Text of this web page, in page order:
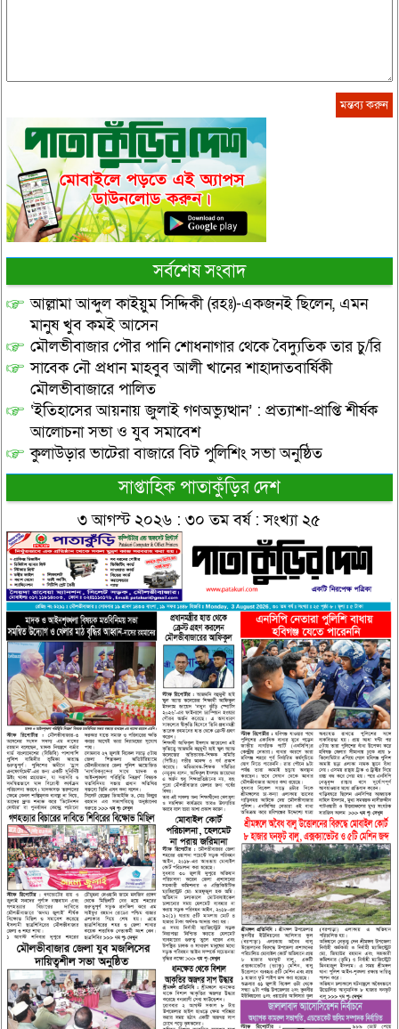
সর্বশেষ সংবাদ
আল্লামা আব্দুল কাইয়ুম সিদ্দিকী (রহঃ)-একজনই ছিলেন, এমন
মানুষ খুব কমই আসেন
মৌলভীবাজার পৌর পানি শোধনাগার থেকে বৈদ্যুতিক তার চু/রি
সাবেক নৌ প্রধান মাহবুব আলী খানের শাহাদাতবার্ষিকী
মৌলভীবাজারে পালিত
‘ইতিহাসের আয়নায় জুলাই গণঅভ্যুত্থান’ : প্রত্যাশা-প্রাপ্তি শীর্ষক
আলোচনা সভা ও যুব সমাবেশ
কুলাউড়ার ভাটেরা বাজারে বিট পুলিশিং সভা অনুষ্ঠিত
সাপ্তাহিক পাতাকুঁড়ির দেশ
৩ আগস্ট ২০২৬ : ৩০ তম বর্ষ : সংখ্যা ২৫